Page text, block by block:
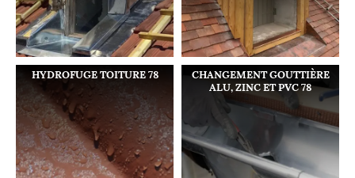
HYDROFUGE TOITURE 78
CHANGEMENT GOUTTIÈRE
ALU, ZINC ET PVC 78